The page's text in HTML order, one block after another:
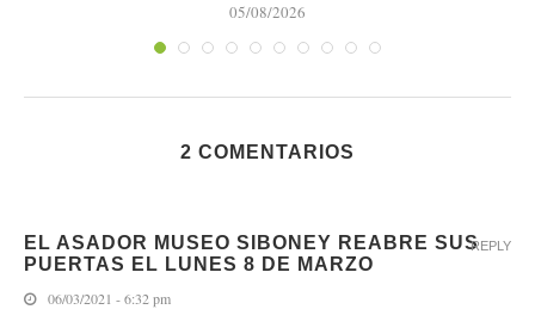
05/08/2026
2 COMENTARIOS
EL ASADOR MUSEO SIBONEY REABRE SUS
PUERTAS EL LUNES 8 DE MARZO
06/03/2021 - 6:32 pm
REPLY